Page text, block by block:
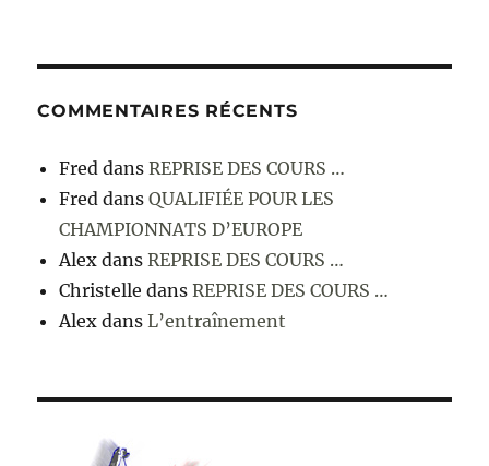
COMMENTAIRES RÉCENTS
Fred dansREPRISE DES COURS …
Fred dansQUALIFIÉE POUR LES
CHAMPIONNATS D’EUROPE
Alex dansREPRISE DES COURS …
Christelle dansREPRISE DES COURS …
Alex dansL’entraînement